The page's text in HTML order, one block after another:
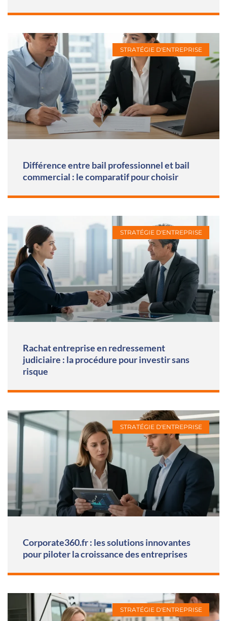
STRATÉGIE D'ENTREPRISE
Différence entre bail professionnel et bail
commercial : le comparatif pour choisir
STRATÉGIE D'ENTREPRISE
Rachat entreprise en redressement
judiciaire : la procédure pour investir sans
risque
STRATÉGIE D'ENTREPRISE
Corporate360.fr : les solutions innovantes
pour piloter la croissance des entreprises
STRATÉGIE D'ENTREPRISE